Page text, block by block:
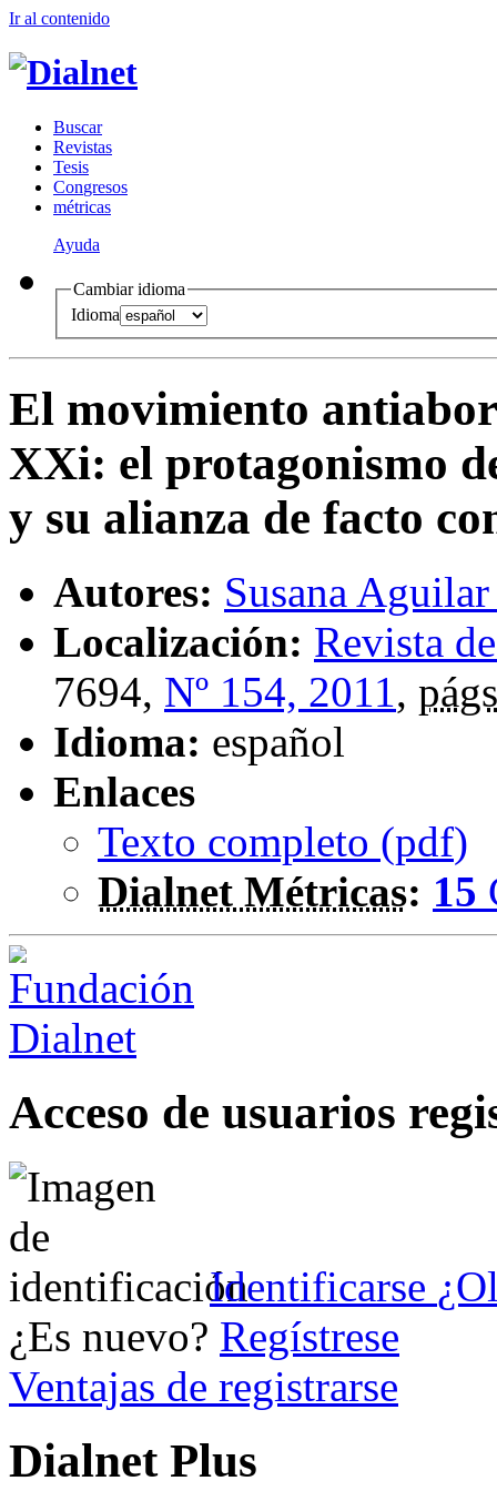
Ir al contenido
Buscar
Revistas
Tesis
Congresos
métricas
Ayuda
Cambiar idioma
Idioma
El movimiento
XXi: el protagonismo
y su alianza de facto
Autores: Susana
Localización: Revista
7694, Nº 154, 2011,
Idioma: español
Enlaces
Texto completo (pdf)
Dialnet Métricas: 15
Acceso de usuarios
Identificarse
¿Es nuevo? Regístrese
Ventajas de registrarse
Dialnet Plus